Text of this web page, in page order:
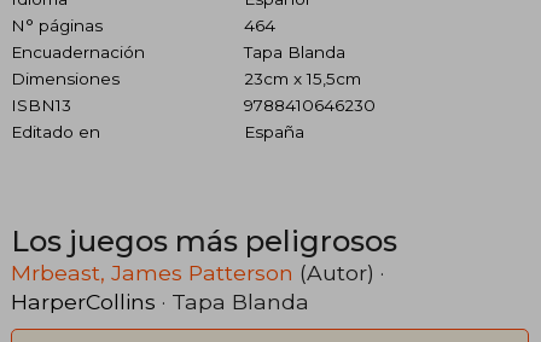
N° páginas
464
Encuadernación
Tapa Blanda
Dimensiones
23cm x 15,5cm
ISBN13
9788410646230
Editado en
España
Los juegos más peligrosos
Mrbeast, James Patterson (Autor) ·
HarperCollins · Tapa Blanda